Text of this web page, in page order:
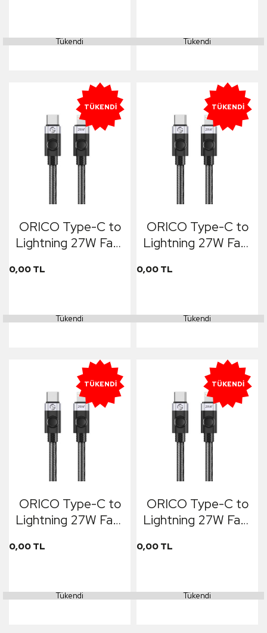
Tükendi Tükendi
TÜKENDI
ORICO Type-C to
Lightning 27W Fast
Cable 2m Siyah
0,00 TL
Tükendi
TÜKENDI
ORICO Type-C to
Lightning 27W Fast
Cable 1.5m Siyah
0,00 TL
Tükendi
TÜKENDI
ORICO Type-C to
Lightning 27W Fast
Cable 1m Siyah
0,00 TL
Tükendi
TÜKENDI
ORICO Type-C to
Lightning 27W Fast
Cable 50cm Siyah
0,00 TL
Tükendi